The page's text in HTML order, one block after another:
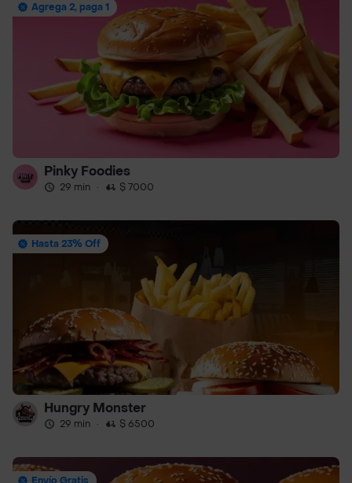
Agrega 2, paga 1
Pinky Foodies
29 min · $ 7000
Hasta 23% Off
Hungry Monster
29 min · $ 6500